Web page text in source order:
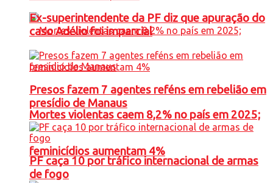
Mortes violentas caem 8,2% no país em 2025;
feminicídios aumentam 4%
Ex-superintendente da PF diz que apuração do
caso Adélio foi imparcial
Presos fazem 7 agentes reféns em rebelião em
presídio de Manaus
PF caça 10 por tráfico internacional de armas
de fogo